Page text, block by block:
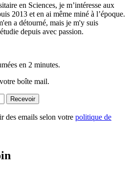
en Sciences, je m’intéresse aux
2013 et en ai même miné à l’époque.
a détourné, mais je m'y suis
depuis avec passion.
en 2 minutes.
boîte mail.
Recevoir
des emails selon votre politique de